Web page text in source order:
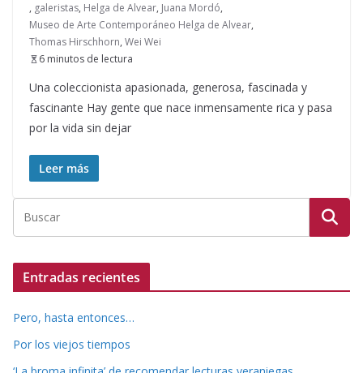
, galeristas, Helga de Alvear, Juana Mordó,
Museo de Arte Contemporáneo Helga de Alvear,
Thomas Hirschhorn, Wei Wei
6 minutos de lectura
Una coleccionista apasionada, generosa, fascinada y
fascinante Hay gente que nace inmensamente rica y pasa
por la vida sin dejar
Leer más
Entradas recientes
Pero, hasta entonces…
Por los viejos tiempos